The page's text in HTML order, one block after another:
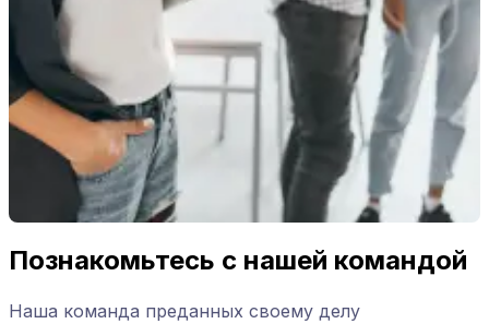
Познакомьтесь с нашей командой
Наша команда преданных своему делу